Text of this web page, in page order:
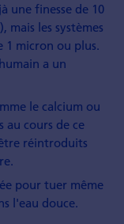
finesse de 10
mais les systèmes
1 micron ou plus.
a un
le calcium ou
au cours de ce
réintroduits
pour tuer même
l'eau douce.